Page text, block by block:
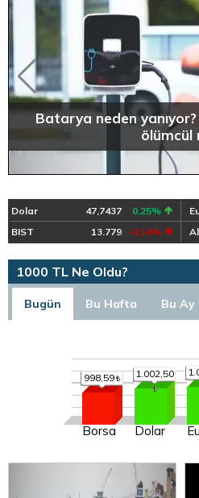
Batarya neden
ölümcül
Dolar 47,7437 0,25%
BIST
13.779 -0,14%
1000 TL Ne Oldu?
Bugün Bu Hafta Bu Ay
998,59
Borsa
1.002,50
Dolar